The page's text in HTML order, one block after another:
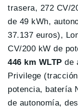
trasera, 272 CV/
de 49 kWh,
37.137 euros),
CV/200 kW de
446 km WLTP de
Privilege
potencia, batería
de autonomía,